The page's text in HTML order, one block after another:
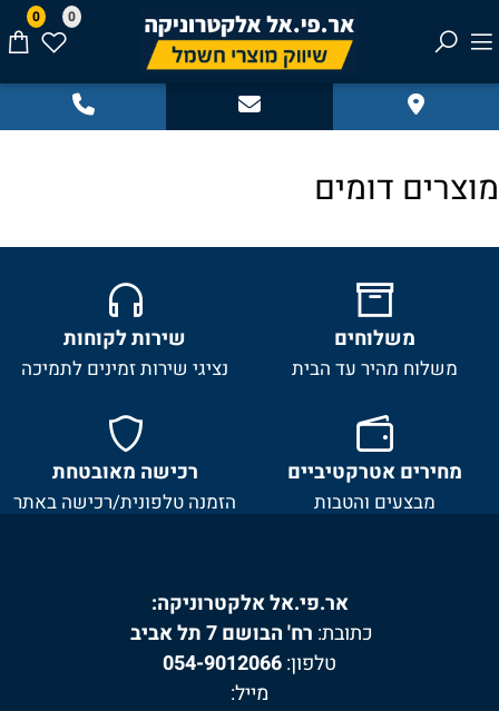
0 0
מוצרים דומים
משלוחים
משלוח מהיר עד הבית
שירות לקוחות
נציגי שירות זמינים לתמיכה
מחירים אטרקטיביים
מבצעים והטבות
רכישה מאובטחת
הזמנה טלפונית/רכישה באתר
אר.פי.אל אלקטרוניקה:
כתובת: רח' הבושם 7 תל אביב
טלפון:054-9012066
מייל: